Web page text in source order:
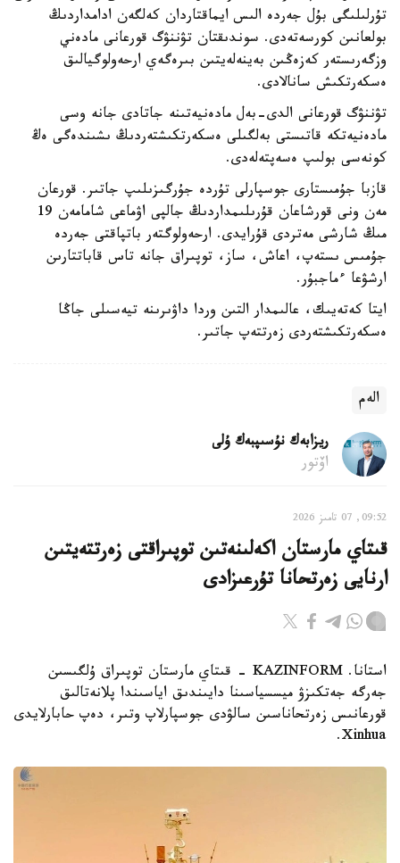
تۇرلىلىگى بۇل جەردە الىس ايماقتاردان كەلگەن ادامداردىڭ
بولعانىن كورسەتەدى. سوندىقتان تۋننۋگ قورعانى مادەني
وزگەرىستەر كەزەڭىن بەينەلەيتىن بىرەگەي ارحەولوگيالىق
ەسكەرتكىش سانالادى.
تۋننۋگ قورعانى الدى-بەل مادەنيەتىنە جاتادى جانە وسى
مادەنيەتكە قاتىستى بەلگىلى ەسكەرتكىشتەردىڭ ىشىندەگى ەڭ
كونەسى بولىپ ەسەپتەلەدى.
قازبا جۇمىستارى جوسپارلى تۇردە جۇرگىزىلىپ جاتىر. قورعان
مەن ونى قورشاعان قۇرىلىمداردىڭ جالپى اۋماعى شامامەن 19
مىڭ شارشى مەتردى قۇرايدى. ارحەولوگتەر باتپاقتى جەردە
جۇمىس ىستەپ، اعاش، ساز، توپىراق جانە تاس قاباتتارىن
ارشۋعا ءماجبۇر.
ايتا كەتەيىك، عالىمدار التىن وردا داۋىرىنە تيەسىلى جاڭا
ەسكەرتكىشتەردى زەرتتەپ جاتىر.
الەم
ريزابەك نۇسىپبەك ۇلى
اۆتور
09:52, 07 تامىز 2026
قىتاي مارستان اكەلىنەتىن توپىراقتى زەرتتەيتىن
ارنايى زەرتحانا تۇرعىزادى
استانا. KAZINFORM - قىتاي مارستان توپىراق ۇلگىسىن
جەرگە جەتكىزۋ ميسسياسىنا دايىندىق اياسىندا پلانەتالىق
قورعانىس زەرتحاناسىن سالۋدى جوسپارلاپ وتىر، دەپ حابارلايدى
Xinhua.